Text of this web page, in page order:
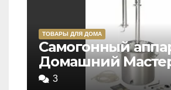
ТОВАРЫ ДЛЯ ДОМА
Самогонный
Домашний
застолья
3